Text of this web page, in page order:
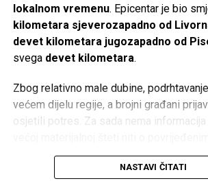
Druga mogućnost je da se dijete pred
podstakne na učenje Ajetu-l-Kursijje.
iskoristi da se kod djeteta razvije lijepo
melekima. „Sine, ako ovo proučiš, dragi
naštetiti. Allah će ti poslati čuvara koji
nikome na tebe.“
pod ruku. Ukoliko sami ne živimo i ne
ukoliko govorimo drugima učite Kur’an, a
lokalnom vremenu. Epicentar je bio
kilometara sjeverozapadno od
devet kilometara jugozapadno od
svega devet kilometara.
Zbog relativno male dubine,
većem dijelu regije, a brojni građani
osjetili potres. Za sada nema
Italija se nalazi na jednom od seizmički
NASTAVI ČITATI